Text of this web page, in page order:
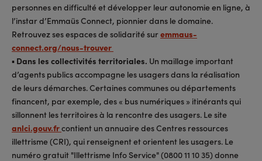
personnes en difficulté et développer leur autonomie en ligne, à
l’instar d’Emmaüs Connect, pionnier dans le domaine.
Retrouvez ses espaces de solidarité suremmaus-
connect.org/nous-trouver
▪ Dans les collectivités territoriales. Un maillage important
d’agents publics accompagne les usagers dans la réalisation
de leurs démarches. Certaines communes ou départements
financent, par exemple, des « bus numériques » itinérants qui
sillonnent les territoires à la rencontre des usagers. Le site
anlci.gouv.frcontient un annuaire des Centres ressources
illettrisme (CRI), qui renseignent et orientent les usagers. Le
numéro gratuit "Illettrisme Info Service" (0800 11 10 35) donne